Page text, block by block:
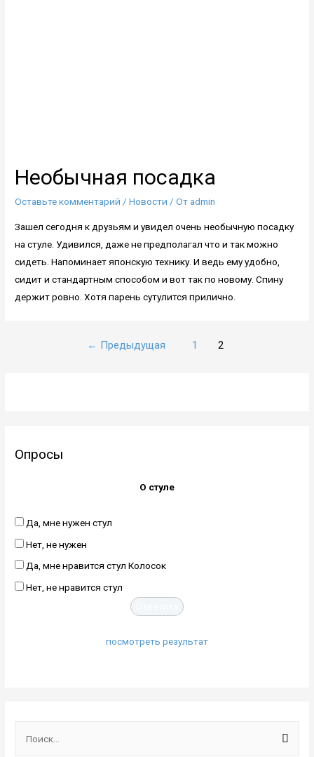
Необычная посадка
Оставьте комментарий /Новости / От admin
Зашел сегодня к друзьям и увидел очень необычную посадку
на стуле. Удивился, даже не предполагал что и так можно
сидеть. Напоминает японскую технику. И ведь ему удобно,
сидит и стандартным способом и вот так по новому. Спину
держит ровно. Хотя парень сутулится прилично.
Навигация← Предыдущая 1 2
Опросы
О стуле
Да, мне нужен стул
Нет, не нужен
Да, мне нравится стул Колосок
Нет, не нравится стул
посмотреть результат